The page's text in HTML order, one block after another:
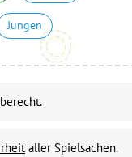
Jungen
aller Spielsachen.